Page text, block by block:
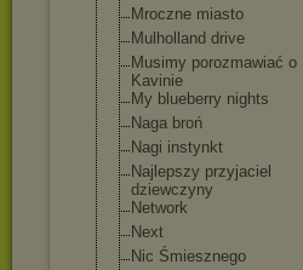
Mroczne miasto
Mulholland drive
Musimy porozmawiać o
Kavinie
My blueberry nights
Naga broń
Nagi instynkt
Najlepszy przyjaciel
dziewczyny
Network
Next
Nic Śmiesznego